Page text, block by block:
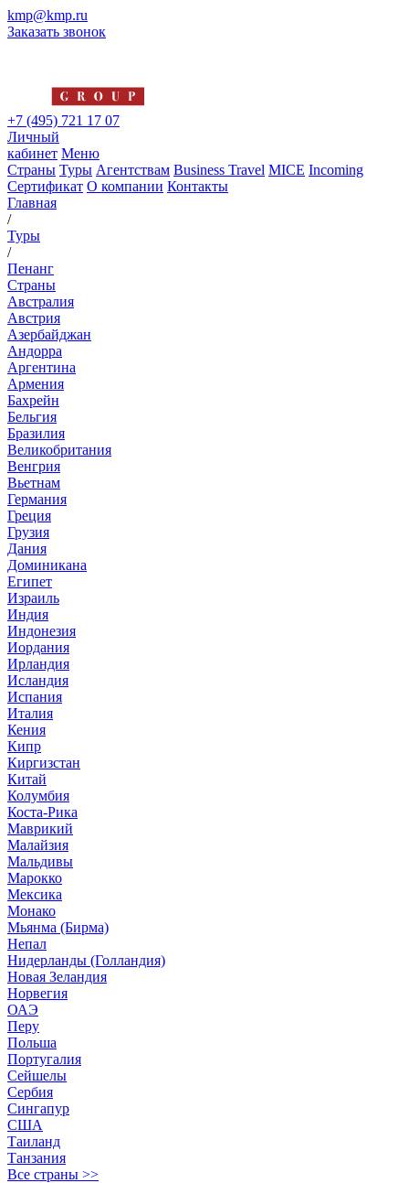
kmp@kmp.ru
Заказать звонок
+7 (495) 721 17 07
Личный
кабинет Меню
Страны Туры Агентствам Business Travel MICE Incoming
Сертификат О компании Контакты
Главная
/
Туры
/
Пенанг
Страны
Австралия
Австрия
Азербайджан
Андорра
Аргентина
Армения
Бахрейн
Бельгия
Бразилия
Великобритания
Венгрия
Вьетнам
Германия
Греция
Грузия
Дания
Доминикана
Египет
Израиль
Индия
Индонезия
Иордания
Ирландия
Исландия
Испания
Италия
Кения
Кипр
Киргизстан
Китай
Колумбия
Коста-Рика
Маврикий
Малайзия
Мальдивы
Марокко
Мексика
Монако
Мьянма (Бирма)
Непал
Нидерланды (Голландия)
Новая Зеландия
Норвегия
ОАЭ
Перу
Польша
Португалия
Сейшелы
Сербия
Сингапур
США
Таиланд
Танзания
Все страны >>